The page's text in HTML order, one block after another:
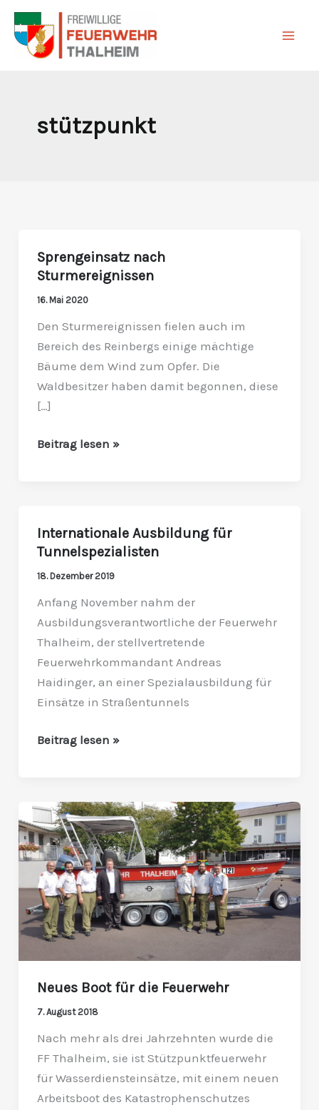
Zum
Inhalt
springen
stützpunkt
Sprengeinsatz nach
Sturmereignissen
16. Mai 2020
Den Sturmereignissen fielen auch im
Bereich des Reinbergs einige mächtige
Bäume dem Wind zum Opfer. Die
Waldbesitzer haben damit begonnen, diese
[…]
Sprengeinsatz
nach
Sturmereignissen
Beitrag lesen »
Internationale Ausbildung für
Tunnelspezialisten
18. Dezember 2019
Anfang November nahm der
Ausbildungsverantwortliche der Feuerwehr
Thalheim, der stellvertretende
Feuerwehrkommandant Andreas
Haidinger, an einer Spezialausbildung für
Einsätze in Straßentunnels
Internationale
Ausbildung
für
Beitrag lesen »
Neues Boot für die Feuerwehr
7. August 2018
Nach mehr als drei Jahrzehnten wurde die
FF Thalheim, sie ist Stützpunktfeuerwehr
für Wasserdiensteinsätze, mit einem neuen
Arbeitsboot des Katastrophenschutzes
Neues
Boot
für
die
Feuerwehr